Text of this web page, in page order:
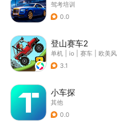
驾考培训
0.0
登山赛车2
单机 io 赛车
欧美风
3.1
小车探
其他
0.0